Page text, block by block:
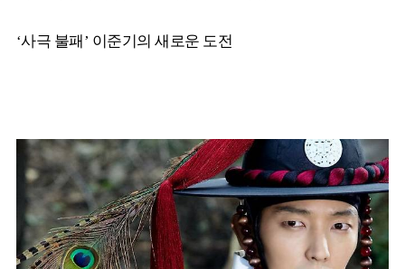
‘사극 불패’ 이준기의 새로운 도전